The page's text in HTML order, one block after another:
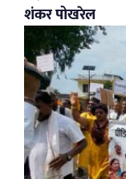
शंकर पोखरेल